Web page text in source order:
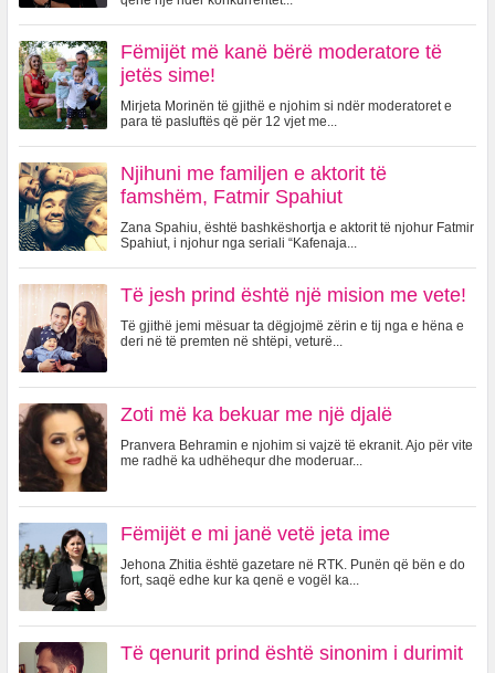
Fëmijët më kanë bërë moderatore të
jetës sime!
Mirjeta Morinën të gjithë e njohim si ndër moderatoret e
para të pasluftës që për 12 vjet me...
Njihuni me familjen e aktorit të
famshëm, Fatmir Spahiut
Zana Spahiu, është bashkëshortja e aktorit të njohur Fatmir
Spahiut, i njohur nga seriali “Kafenaja...
Të jesh prind është një mision me vete!
Të gjithë jemi mësuar ta dëgjojmë zërin e tij nga e hëna e
deri në të premten në shtëpi, veturë...
Zoti më ka bekuar me një djalë
Pranvera Behramin e njohim si vajzë të ekranit. Ajo për vite
me radhë ka udhëhequr dhe moderuar...
Fëmijët e mi janë vetë jeta ime
Jehona Zhitia është gazetare në RTK. Punën që bën e do
fort, saqë edhe kur ka qenë e vogël ka...
Të qenurit prind është sinonim i durimit